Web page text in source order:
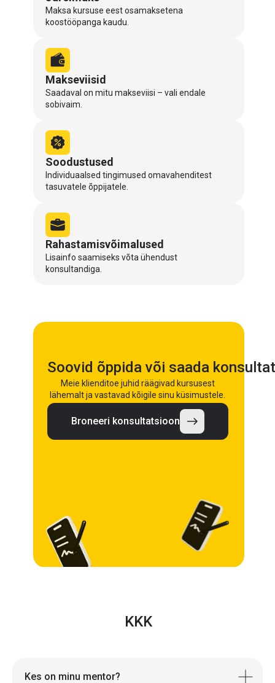
Maksa kursuse eest osamaksetena
koostööpanga kaudu.
Makseviisid
Saadaval on mitu makseviisi – vali endale
sobivaim.
Soodustused
Individuaalsed tingimused omavahenditest
tasuvatele õppijatele.
Rahastamisvõimalused
Lisainfo saamiseks võta ühendust
konsultandiga.
Soovid õppida või saada
Meie klienditoe juhid räägivad kursusest
lähemalt ja vastavad kõigile sinu küsimustele.
Broneeri konsultatsioon
KKK
Kes on minu mentor?